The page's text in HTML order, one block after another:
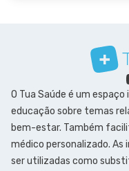
O Tua Saúde é um
educação sobre temas
bem-estar. Também
médico personalizado.
ser utilizadas como